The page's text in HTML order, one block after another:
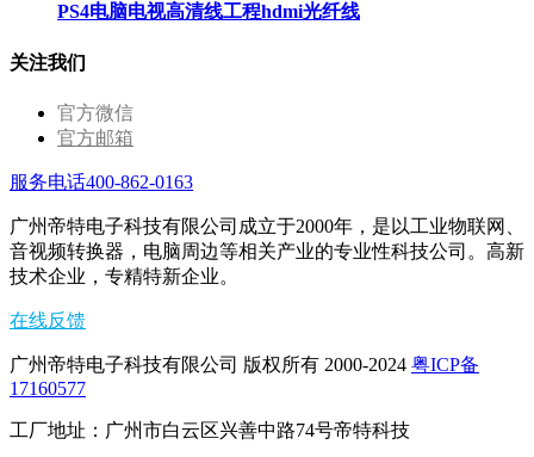
PS4电脑电视高清线工程hdmi光纤线
关注我们
官方微信
官方邮箱
服务电话400-862-0163
广州帝特电子科技有限公司成立于2000年，是以工业物联网、
音视频转换器，电脑周边等相关产业的专业性科技公司。高新
技术企业，专精特新企业。
在线反馈
广州帝特电子科技有限公司 版权所有 2000-2024 粤ICP备
17160577
工厂地址：广州市白云区兴善中路74号帝特科技